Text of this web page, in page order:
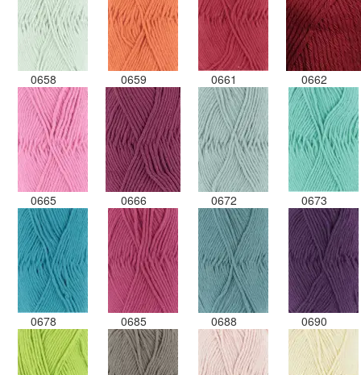
0658 0659 0661 0662
0665 0666 0672 0673
0678 0685 0688 0690